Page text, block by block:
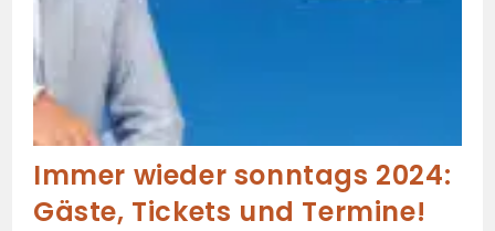
Immer wieder sonntags 2024:
Gäste, Tickets und Termine!